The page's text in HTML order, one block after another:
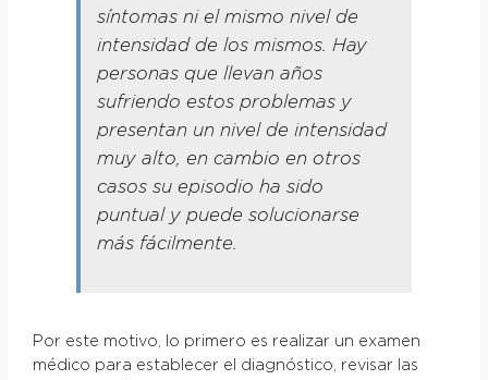
síntomas ni el mismo nivel de
intensidad de los mismos. Hay
personas que llevan años
sufriendo estos problemas y
presentan un nivel de intensidad
muy alto, en cambio en otros
casos su episodio ha sido
puntual y puede solucionarse
más fácilmente.
Por este motivo, lo primero es realizar un examen
médico para establecer el diagnóstico, revisar las